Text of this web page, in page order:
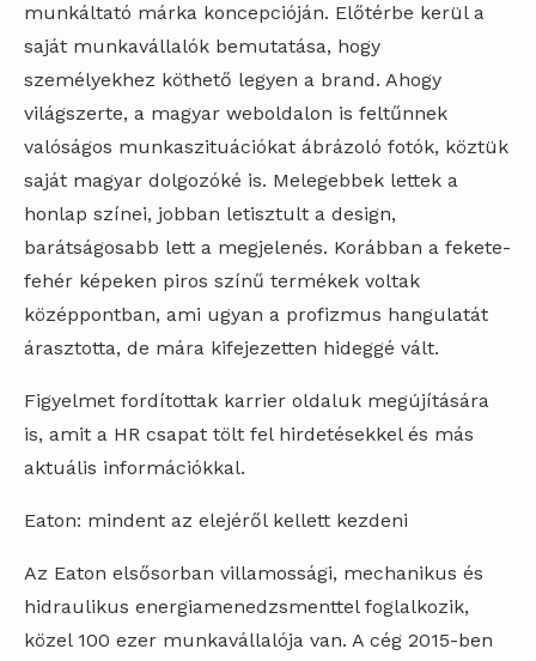
munkáltató márka koncepcióján. Előtérbe kerül a
saját munkavállalók bemutatása, hogy
személyekhez köthető legyen a brand. Ahogy
világszerte, a magyar weboldalon is feltűnnek
valóságos munkaszituációkat ábrázoló fotók, köztük
saját magyar dolgozóké is. Melegebbek lettek a
honlap színei, jobban letisztult a design,
barátságosabb lett a megjelenés. Korábban a fekete-
fehér képeken piros színű termékek voltak
középpontban, ami ugyan a profizmus hangulatát
árasztotta, de mára kifejezetten hideggé vált.
Figyelmet fordítottak karrier oldaluk megújítására
is, amit a HR csapat tölt fel hirdetésekkel és más
aktuális információkkal.
Eaton: mindent az elejéről kellett kezdeni
Az Eaton elsősorban villamossági, mechanikus és
hidraulikus energiamenedzsmenttel foglalkozik,
közel 100 ezer munkavállalója van. A cég 2015-ben